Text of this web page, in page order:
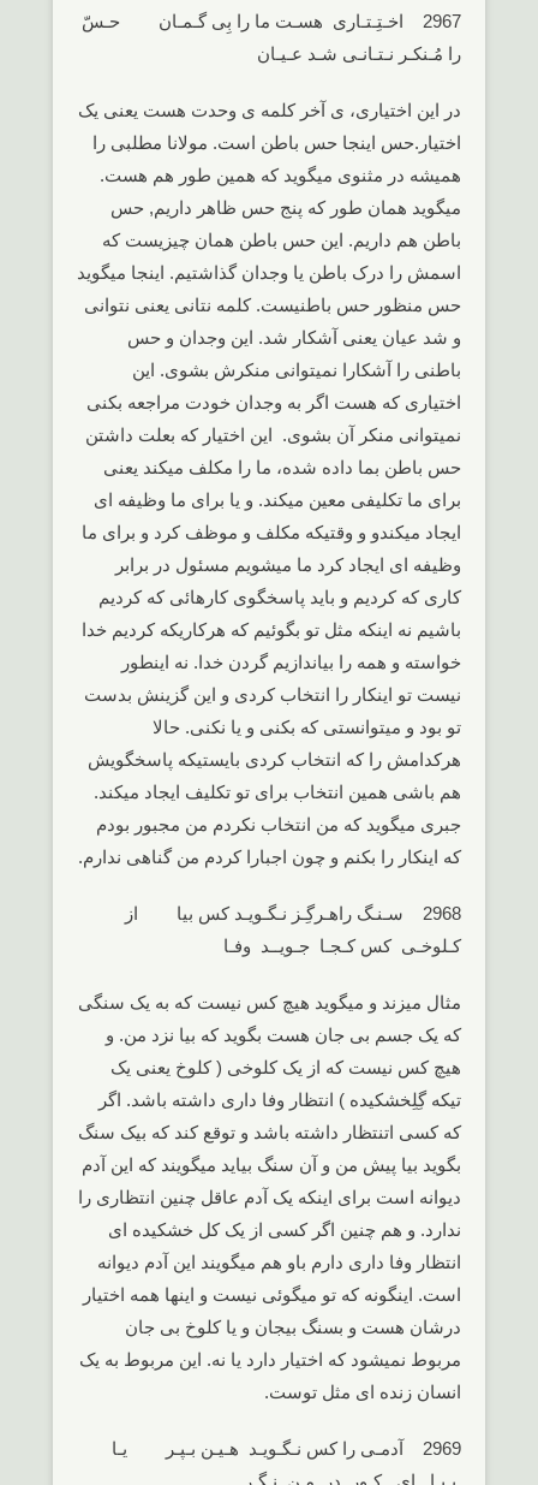
2967 اخـتِـتـاری هسـت ما را بِی گـمـان حـسّ
را مُـنکـر نـتـانـی شـد عـیـان
در این اختیاری، ی آخر کلمه ی وحدت هست یعنی یک
اختیار.حس اینجا حس باطن است. مولانا مطلبی را
همیشه در مثنوی میگوید که همین طور هم هست.
میگوید همان طور که پنج حس ظاهر داریم, حس
باطن هم داریم. این حس باطن همان چیزیست که
اسمش را درک باطن یا وجدان گذاشتیم. اینجا میگوید
حس منظور حس باطنیست. کلمه نتانی یعنی نتوانی
و شد عیان یعنی آشکار شد. این وجدان و حس
باطنی را آشکارا نمیتوانی منکرش بشوی. این
اختیاری که هست اگر به وجدان خودت مراجعه بکنی
نمیتوانی منکر آن بشوی. این اختیار که بعلت داشتن
حس باطن بما داده شده، ما را مکلف میکند یعنی
برای ما تکلیفی معین میکند. و یا برای ما وظیفه ای
ایجاد میکندو و وقتیکه مکلف و موظف کرد و برای ما
وظیفه ای ایجاد کرد ما میشویم مسئول در برابر
کاری که کردیم و باید پاسخگوی کارهائی که کردیم
باشیم نه اینکه مثل تو بگوئیم که هرکاریکه کردیم خدا
خواسته و همه را بیاندازیم گردن خدا. نه اینطور
نیست تو اینکار را انتخاب کردی و این گزینش بدست
تو بود و میتوانستی که بکنی و یا نکنی. حالا
هرکدامش را که انتخاب کردی بایستیکه پاسخگویش
هم باشی همین انتخاب برای تو تکلیف ایجاد میکند.
جبری میگوید که من انتخاب نکردم من مجبور بودم
که اینکار را بکنم و چون اجبارا کردم من گناهی ندارم.
2968 سـنـگ راهـرگِـز نـگـویـد کس بیا از
کـلوخـی کس کـجـا جـویــد وفـا
مثال میزند و میگوید هیچ کس نیست که به یک سنگی
که یک جسم بی جان هست بگوید که بیا نزد من. و
هیچ کس نیست که از یک کلوخی ( کلوخ یعنی یک
تیکه گِلِخشکیده ) انتظار وفا داری داشته باشد. اگر
که کسی اتنتظار داشته باشد و توقع کند که بیک سنگ
بگوید بیا پیش من و آن سنگ بیاید میگویند که این آدم
دیوانه است برای اینکه یک آدم عاقل چنین انتظاری را
ندارد. و هم چنین اگر کسی از یک کل خشکیده ای
انتظار وفا داری دارم باو هم میگویند این آدم دیوانه
است. اینگونه که تو میگوئی نیست و اینها همه اختیار
درشان هست و بسنگ بیجان و یا کلوخ بی جان
مربوط نمیشود که اختیار دارد یا نه. این مربوط به یک
انسان زنده ای مثل توست.
2969 آدمـی را کس نـگـویـد هـیـن بـپـر یـا
بـیـا ای کـور در مـن نـگـر